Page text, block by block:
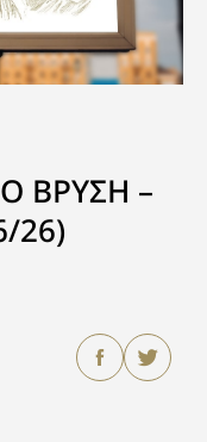
ΒΡΥΣΗ –
26)